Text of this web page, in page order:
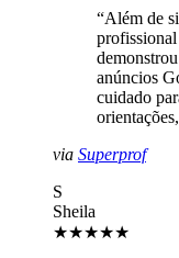
“Além de
anúncios
cuidado
via Superprof
S
Sheila
★★★★★